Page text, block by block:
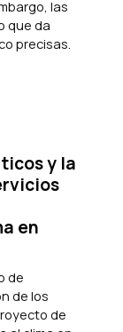
las
que da
precisas.
y la
en
de
de los
de